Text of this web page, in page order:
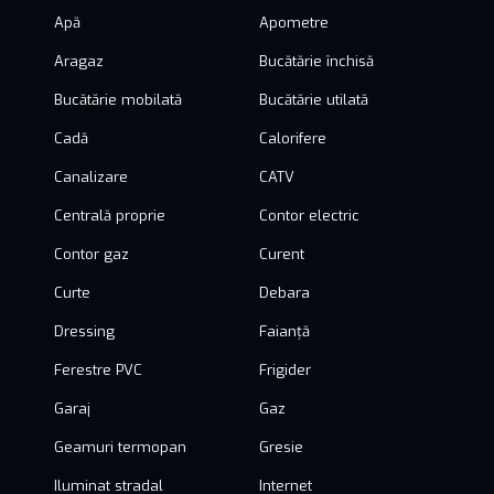
Apă Apometre
Aragaz Bucătărie închisă
Bucătărie mobilată Bucătărie utilată
Cadă Calorifere
Canalizare CATV
Centrală proprie Contor electric
Contor gaz Curent
Curte Debara
Dressing Faianță
Ferestre PVC Frigider
Garaj Gaz
Geamuri termopan Gresie
Iluminat stradal Internet